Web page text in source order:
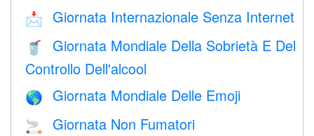
📩 Giornata Internazionale Senza Internet
🥤
Giornata Mondiale Della Sobrietà E Del
Controllo Dell'alcool
🌎 Giornata Mondiale Delle Emoji
🚬 Giornata Non Fumatori